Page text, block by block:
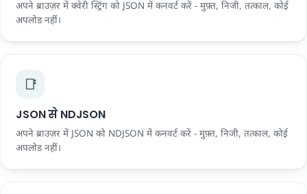
अपने ब्राउज़र में क्वेरी स्ट्रिंग को JSON में कनवर्ट करें - मुफ़्त, निजी, तत्काल, कोई
अपलोड नहीं।
📑
JSON से NDJSON
अपने ब्राउज़र में JSON को NDJSON में कनवर्ट करें - मुफ़्त, निजी, तत्काल, कोई
अपलोड नहीं।